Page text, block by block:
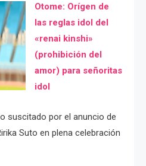
Otome: Orígen de
las reglas idol del
«renai kinshi»
(prohibición del
amor) para señoritas
idol
suscitado por el anuncio de
Suto en plena celebración